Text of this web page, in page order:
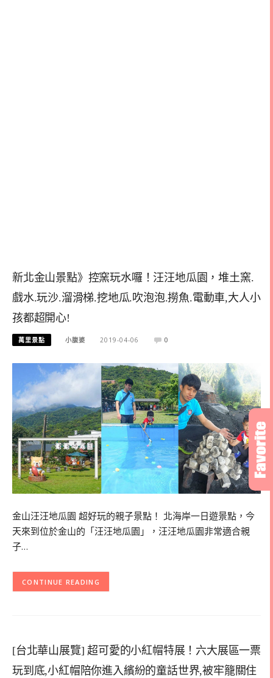
新北金山景點》控窯玩水囉！汪汪地瓜園，堆土窯.
戲水.玩沙.溜滑梯.挖地瓜.吹泡泡.撈魚.電動車,大人小
孩都超開心!
萬里景點 小腹婆 2019-04-06 0
金山汪汪地瓜園 超好玩的親子景點！ 北海岸一日遊景點，今
天來到位於金山的「汪汪地瓜園」，汪汪地瓜園非常適合親
子…
CONTINUE READING
[台北華山展覽] 超可愛的小紅帽特展！六大展區一票
玩到底,小紅帽陪你進入繽紛的童話世界,被牢籠關住